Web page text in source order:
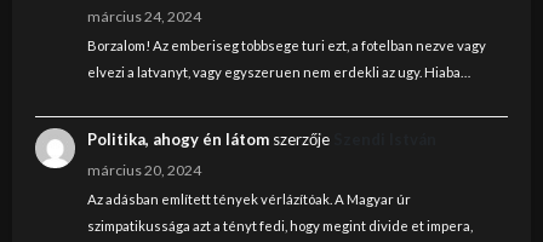
március 24, 2024
Borzalom! Az emberiseg tobbsege turi ezt, a fotelban nezve vagy
elvezi a latvanyt, vagy egyszeruen nem erdekli az ugy. Hiaba…
Politika, ahogy én látomszerzője
március 20, 2024
Az adásban említett tények vérlázítóak. A Magyar úr
szimpatikussága azt a tényt fedi, hogy megint divide et impera,